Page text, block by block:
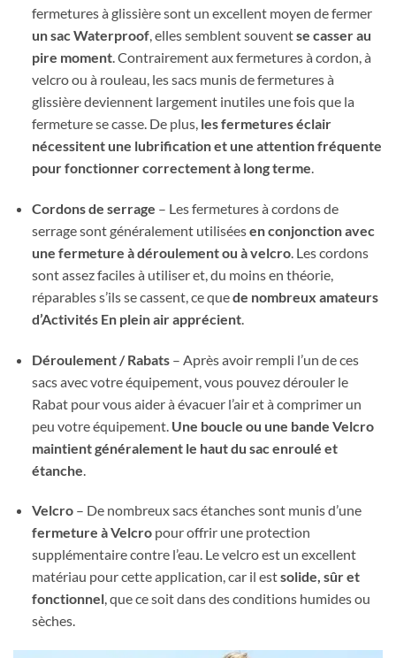
fermetures à glissière sont un excellent moyen de fermer
un sac Waterproof, elles semblent souventse casser au
pire moment. Contrairement aux fermetures à cordon, à
velcro ou à rouleau, les sacs munis de fermetures à
glissière deviennent largement inutiles une fois que la
fermeture se casse. De plus, les fermetures éclair
nécessitent une lubrification et une attention fréquente
pour fonctionner correctement à long terme.
Cordons de serrage – Les fermetures à cordons de
serrage sont généralement utiliséesen conjonction avec
une fermeture à déroulement ou à velcro. Les cordons
sont assez faciles à utiliser et, du moins en théorie,
réparables s’ils se cassent, ce quede nombreux amateurs
d’Activités En plein air apprécient.
Déroulement / Rabats– Après avoir rempli l’un de ces
sacs avec votre équipement, vous pouvez dérouler le
Rabat pour vous aider à évacuer l’air et à comprimer un
peu votre équipement. Une boucle ou une bande Velcro
maintient généralement le haut du sac enroulé et
étanche
Velcro– De nombreux sacs étanches sont munis d’une
fermeture à Velcropour offrir une protection
supplémentaire contre l’eau. Le velcro est un excellent
matériau pour cette application, car il estsolide, sûr et
fonctionnel, que ce soit dans des conditions humides ou
sèches.